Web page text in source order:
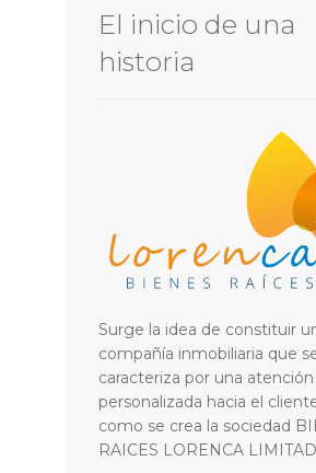
El inicio de una
historia
Surge la idea de constituir
compañía inmobiliaria que
caracteriza por una atención
personalizada hacia el
como se crea la sociedad
RAICES LORENCA